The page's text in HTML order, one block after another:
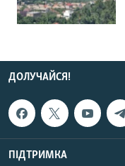
ДОЛУЧАЙСЯ!
ПІДТРИМКА